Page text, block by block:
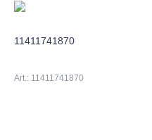
11411741870
Art.: 11411741870